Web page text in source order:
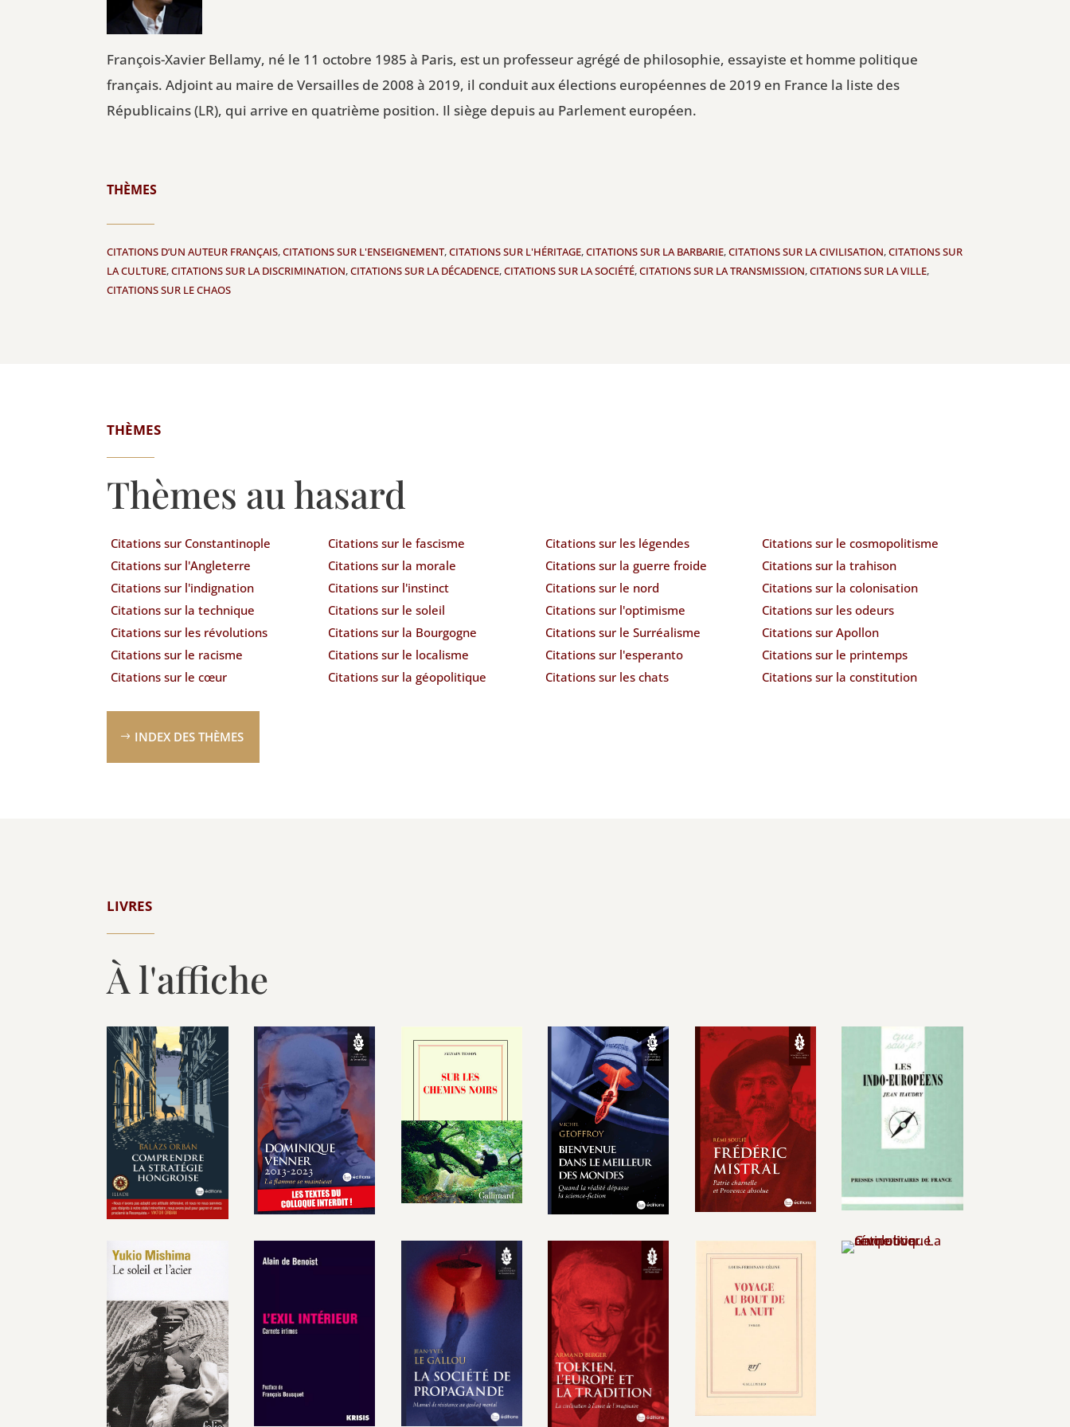
François-Xavier Bellamy, né le 11 octobre 1985 à Paris, est un professeur agrégé de philosophie, essayiste et homme politique
français. Adjoint au maire de Versailles de 2008 à 2019, il conduit aux élections européennes de 2019 en France la liste des
Républicains (LR), qui arrive en quatrième position. Il siège depuis au Parlement européen.
THÈMES
CITATIONS D’UN AUTEUR FRANÇAIS,CITATIONS SUR L'ENSEIGNEMENT,CITATIONS SUR L'HÉRITAGE,CITATIONS SUR LA BARBARIE,CITATIONS SUR LA CIVILISATION,CITATIONS SUR
LA CULTURE,CITATIONS SUR LA DISCRIMINATION,CITATIONS SUR LA DÉCADENCE,CITATIONS SUR LA SOCIÉTÉ,CITATIONS SUR LA TRANSMISSION,CITATIONS SUR LA VILLE,
CITATIONS SUR LE CHAOS
THÈMES
Thèmes au hasard
Citations sur Constantinople
Citations sur l'Angleterre
Citations sur l'indignation
Citations sur la technique
Citations sur les révolutions
Citations sur le racisme
Citations sur le cœur
Citations sur le fascisme
Citations sur la morale
Citations sur l'instinct
Citations sur le soleil
Citations sur la Bourgogne
Citations sur le localisme
Citations sur la géopolitique
Citations sur les légendes
Citations sur la guerre froide
Citations sur le nord
Citations sur l'optimisme
Citations sur le Surréalisme
Citations sur l'esperanto
Citations sur les chats
Citations sur le cosmopolitisme
Citations sur la trahison
Citations sur la colonisation
Citations sur les odeurs
Citations sur Apollon
Citations sur le printemps
Citations sur la constitution
INDEX DES THÈMES
LIVRES
À l'affiche